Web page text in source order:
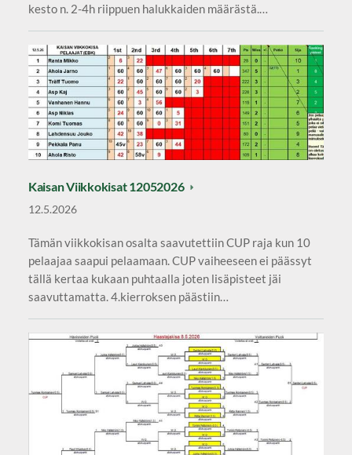
kesto n. 2-4h riippuen halukkaiden määrästä.…
Kaisan Viikkokisat 12052026
12.5.2026
Tämän viikkokisan osalta saavutettiin CUP raja kun 10
pelaajaa saapui pelaamaan. CUP vaiheeseen ei päässyt
tällä kertaa kukaan puhtaalla joten lisäpisteet jäi
saavuttamatta. 4.kierroksen päästiin…